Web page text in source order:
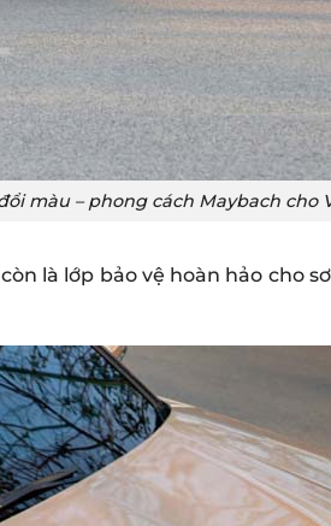
màu – phong cách Maybach cho
là lớp bảo vệ hoàn hảo cho